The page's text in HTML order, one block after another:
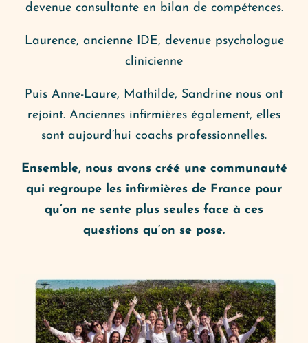
devenue consultante en bilan de compétences.
Laurence, ancienne IDE, devenue psychologue
clinicienne
Puis Anne-Laure, Mathilde, Sandrine nous ont
rejoint. Anciennes infirmières également, elles
sont aujourd’hui coachs professionnelles.
Ensemble, nous avons créé une communauté
qui regroupe les infirmières de France pour
qu’on ne sente plus seules face à ces
questions qu’on se pose.